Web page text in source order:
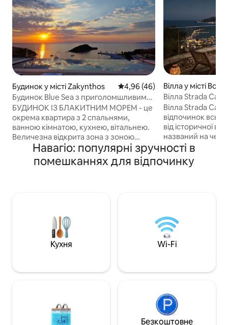
Будинок у місті Zakynthos Середня оцінка: 4,96 з 5,
4,96 (46)
Будинок Blue Sea з приголомшливим
видом і приватним басейном
БУДИНОК ІЗ БЛАКИТНИМ МОРЕМ - це
окрема квартира з 2 спальнями,
ванною кімнатою, кухнею, вітальнею.
Величезна відкрита зона з зоною
відпочинку, ексклюзивний приватний
басейн, зона барбекю, щоб пообідати
на вулиці з дивовижним видом на
знаходяться на відстані 1,5 км на
автомобілі. Прогулянки на човнах
відправляються з порту, щоб побачити
Блакитні печери та пляж корабельних
Вілла у місті
Вілла Strada
Вілла Strada
відпочинок
від історичної
названий на
«Strada
замку».
природи та
видами зверху,
острова
очима, і кожна
Навагіо: популярні зручності в
помешканнях для відпочинку
Кухня Wi-Fi
Безкоштовне